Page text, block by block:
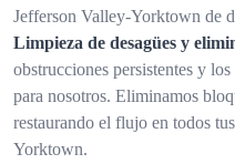
Jefferson Valley-Yorktown de
Limpieza de desagües y
obstrucciones persistentes y
para nosotros. Eliminamos
restaurando el flujo en todos
Yorktown.